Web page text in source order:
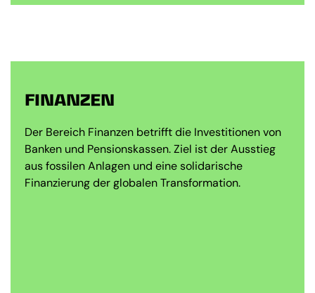
FINANZEN
Der Bereich Finanzen betrifft die Investitionen von
Banken und Pensionskassen. Ziel ist der Ausstieg
aus fossilen Anlagen und eine solidarische
Finanzierung der globalen Transformation.